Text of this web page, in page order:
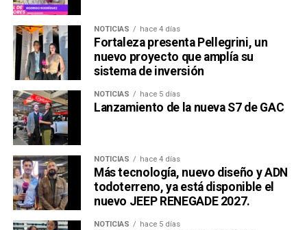
NOTICIAS hace 4 días
Fortaleza presenta Pellegrini, un
nuevo proyecto que amplía su
sistema de inversión
NOTICIAS hace 5 días
Lanzamiento de la nueva S7 de GAC
NOTICIAS hace 4 días
Más tecnología, nuevo diseño y ADN
todoterreno, ya está disponible el
nuevo JEEP RENEGADE 2027.
NOTICIAS hace 5 días